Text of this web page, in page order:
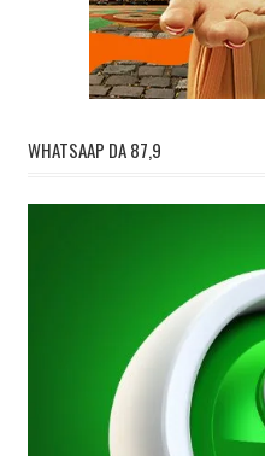
WHATSAAP DA 87,9